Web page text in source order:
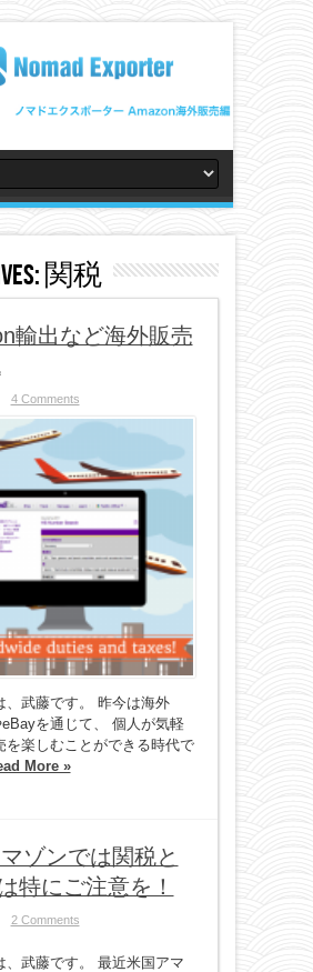
関税
輸出など海外販売
4 Comments
、武藤です。 昨今は海外
を通じて、 個人が気軽
を楽しむことができる時代で
More »
ゾンでは関税と
特にご注意を！
2 Comments
、武藤です。 最近米国アマ